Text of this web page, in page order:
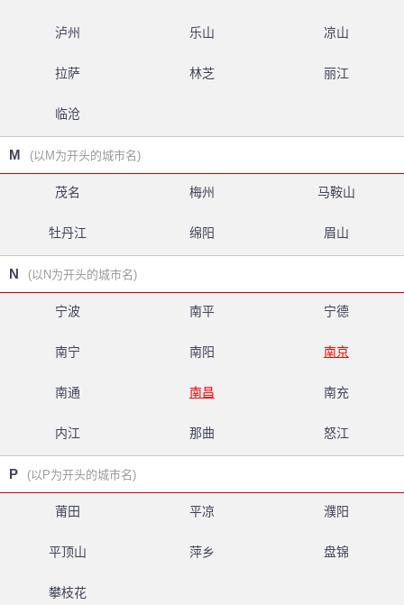
泸州 乐山 凉山
拉萨 林芝 丽江
临沧
M (以M为开头的城市名)
茂名 梅州 马鞍山
牡丹江 绵阳 眉山
N (以N为开头的城市名)
宁波 南平 宁德
南宁 南阳 南京
南通 南昌 南充
内江 那曲 怒江
P (以P为开头的城市名)
莆田 平凉 濮阳
平顶山 萍乡 盘锦
攀枝花